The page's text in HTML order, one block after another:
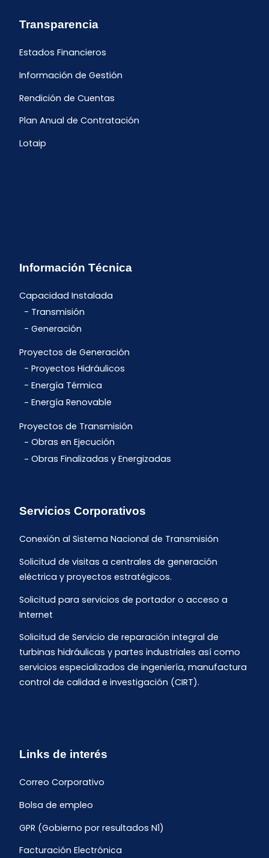
Transparencia
Estados Financieros
Información de Gestión
Rendición de Cuentas
Plan Anual de Contratación
Lotaip
Información Técnica
Capacidad Instalada
Transmisión
Generación
Proyectos de Generación
Proyectos Hidráulicos
Energía Térmica
Energía Renovable
Proyectos de Transmisión
Obras en Ejecución
Obras Finalizadas y Energizadas
Servicios Corporativos
Conexión al Sistema Nacional de Transmisión
Solicitud de visitas a centrales de generación
eléctrica y proyectos estratégicos.
Solicitud para servicios de portador o acceso a
Internet
Solicitud de Servicio de reparación integral de
turbinas hidráulicas y partes industriales así como
servicios especializados de ingeniería, manufactura
control de calidad e investigación (CIRT).
Links de interés
Correo Corporativo
Bolsa de empleo
GPR (Gobierno por resultados N1)
Facturación Electrónica